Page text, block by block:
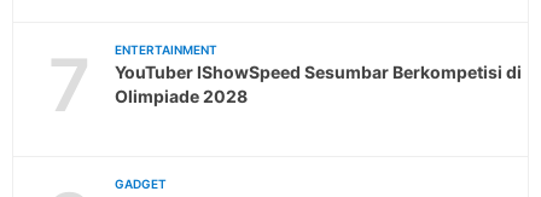
7 ENTERTAINMENT
YouTuber IShowSpeed Sesumbar Berkompetisi di
Olimpiade 2028
GADGET